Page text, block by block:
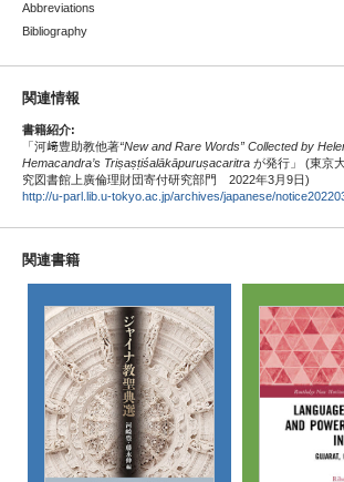
Abbreviations
Bibliography
関連情報
書籍紹介:
「河﨑豊助教他著“New and Rare Words” Collected by
Hemacandra’s Triṣaṣṭiśalākāpuruṣacaritra が発行」 (東京
究図書館上廣倫理財団寄付研究部門 2022年3月9日)
http://u-parl.lib.u-tokyo.ac.jp/archives/japanese/
関連書籍